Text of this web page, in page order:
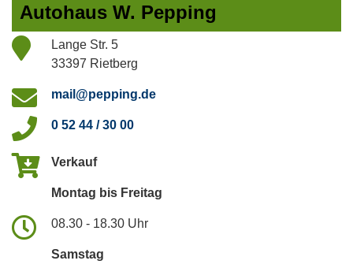
Autohaus W. Pepping
Lange Str. 5
33397 Rietberg
mail@pepping.de
0 52 44 / 30 00
Verkauf
Montag bis Freitag
08.30 - 18.30 Uhr
Samstag